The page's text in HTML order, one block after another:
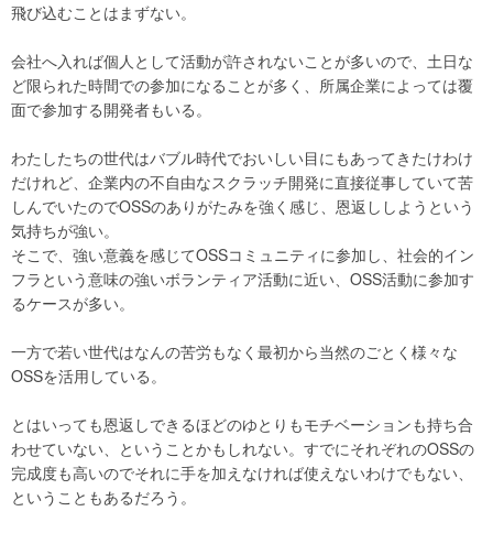
飛び込むことはまずない。
会社へ入れば個人として活動が許されないことが多いので、土日な
ど限られた時間での参加になることが多く、所属企業によっては覆
面で参加する開発者もいる。
わたしたちの世代はバブル時代でおいしい目にもあってきたけわけ
だけれど、企業内の不自由なスクラッチ開発に直接従事していて苦
しんでいたのでOSSのありがたみを強く感じ、恩返ししようという
気持ちが強い。
そこで、強い意義を感じてOSSコミュニティに参加し、社会的イン
フラという意味の強いボランティア活動に近い、OSS活動に参加す
るケースが多い。
一方で若い世代はなんの苦労もなく最初から当然のごとく様々な
OSSを活用している。
とはいっても恩返しできるほどのゆとりもモチベーションも持ち合
わせていない、ということかもしれない。すでにそれぞれのOSSの
完成度も高いのでそれに手を加えなければ使えないわけでもない、
ということもあるだろう。